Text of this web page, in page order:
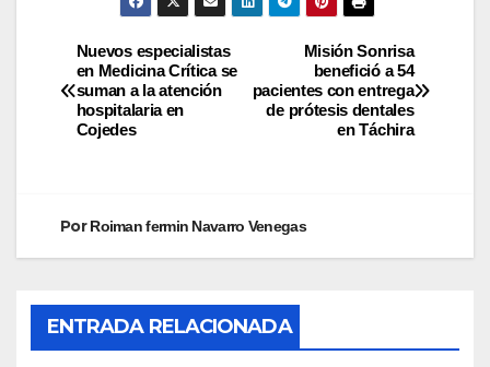
Misión Sonrisa
benefició a 54
pacientes con entrega
de prótesis dentales
en Táchira
Nuevos especialistas
en Medicina Crítica se
suman a la atención
hospitalaria en
Cojedes
PorRoiman fermin Navarro Venegas
ENTRADA RELACIONADA